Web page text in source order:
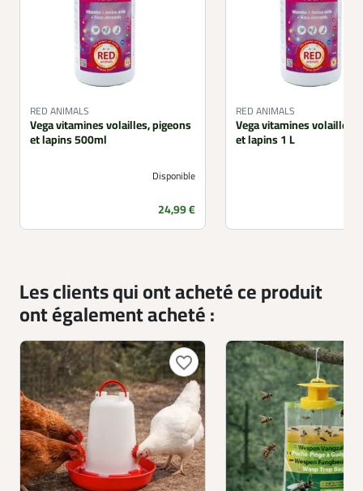
RED ANIMALS
Vega vitamines volailles, pigeons
et lapins 500ml
Disponible
Prix
24,99 €
RED ANIMALS
Vega vitamines volailles,
et lapins 1 L
Les clients qui ont acheté ce produit
ont également acheté :
favorite_border